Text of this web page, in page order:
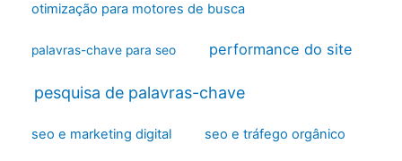
otimização para motores de busca
palavras-chave para seo performance do site
pesquisa de palavras-chave
seo e marketing digital seo e tráfego orgânico